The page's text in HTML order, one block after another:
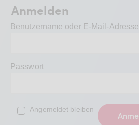
Anmelden
Benutzername oder E-Mail-Adresse
Passwort
Angemeldet bleiben